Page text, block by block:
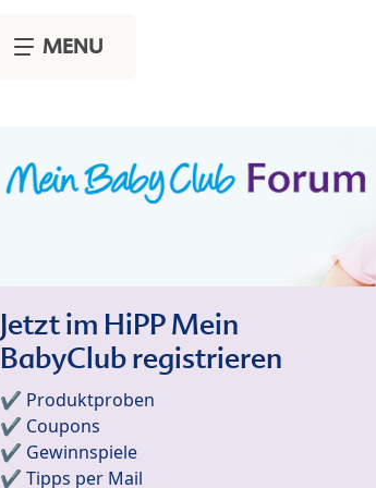
MENU
Jetzt im HiPP Mein
BabyClub registrieren
✔️ Produktproben
✔️ Coupons
✔️ Gewinnspiele
✔️ Tipps per Mail